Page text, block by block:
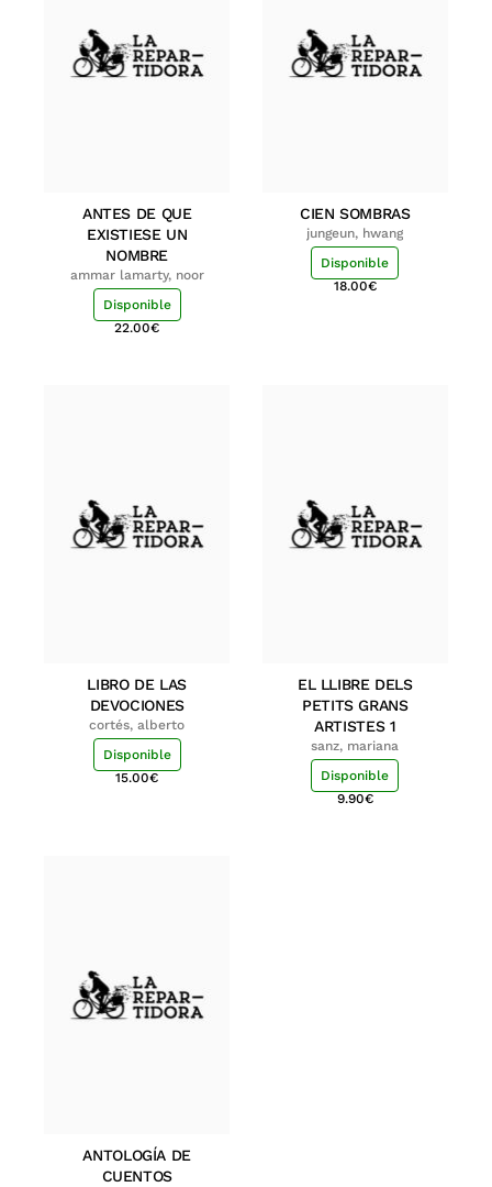
ANTES DE QUE
EXISTIESE UN
NOMBRE
ammar lamarty, noor
Disponible
22.00€
CIEN SOMBRAS
jungeun, hwang
Disponible
18.00€
LIBRO DE LAS
DEVOCIONES
cortés, alberto
Disponible
15.00€
EL LLIBRE DELS
PETITS GRANS
ARTISTES 1
sanz, mariana
Disponible
9.90€
ANTOLOGÍA DE
CUENTOS